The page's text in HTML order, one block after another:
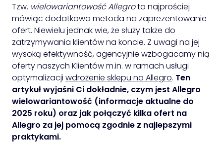
Tzw. wielowariantowość Allegroto najprościej
mówiąc dodatkowa metoda na zaprezentowanie
ofert. Niewielu jednak wie, że służy także do
zatrzymywania klientów na koncie. Z uwagi na jej
wysoką efektywność, agencyjnie wzbogacamy nią
oferty naszych Klientów m.in. w ramach usługi
optymalizacji wdrożenie sklepu na Allegro. Ten
artykuł wyjaśni Ci dokładnie, czym jest Allegro
wielowariantowość (informacje aktualne do
2025 roku) oraz jak połączyć kilka ofert na
Allegro za jej pomocą zgodnie z najlepszymi
praktykami.